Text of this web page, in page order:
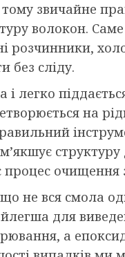
тому звичайне
волокон.
розчинники,
без сліду.
і легко
на
очищення
не вся смола
для
а